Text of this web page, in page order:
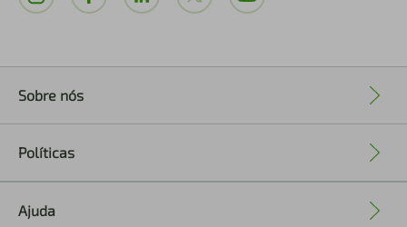
Sobre nós
Políticas
Ajuda